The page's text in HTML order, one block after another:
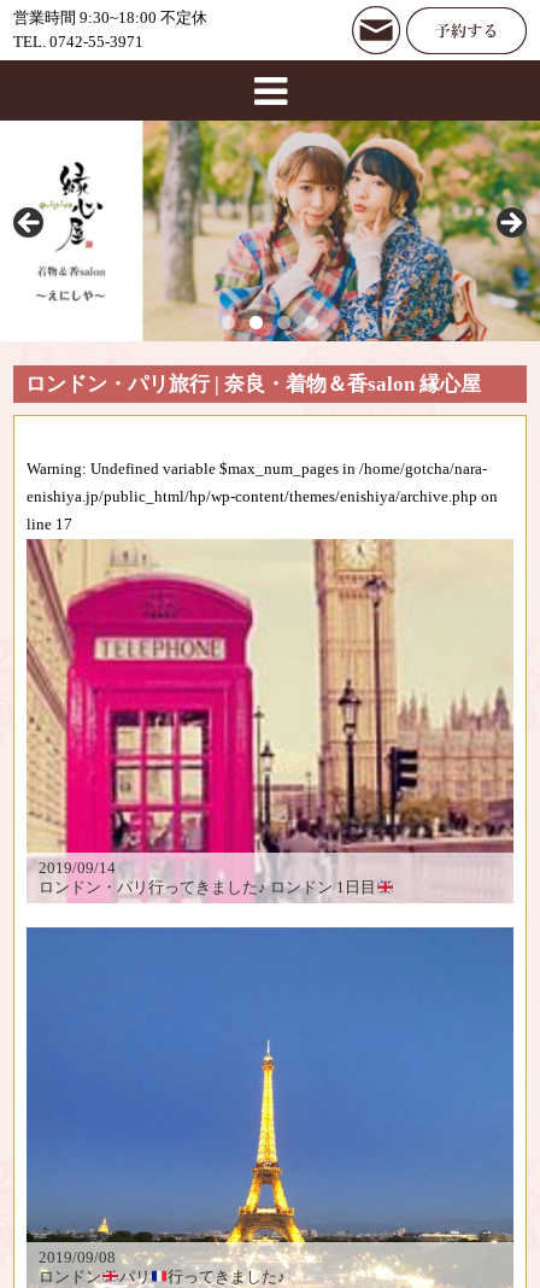
営業時間 9:30~18:00 不定休
TEL. 0742-55-3971
ロンドン・パリ旅行 | 奈良・着物＆香salon 縁心屋
Warning: Undefined variable $max_num_pages in/home/gotcha/nara-
enishiya.jp/public_html/hp/wp-content/themes/enishiya/archive.php on
line 17
2019/09/14
ロンドン・パリ行ってきました♪ ロンドン 1日目
2019/09/08
ロンドン
パリ 行ってきました♪